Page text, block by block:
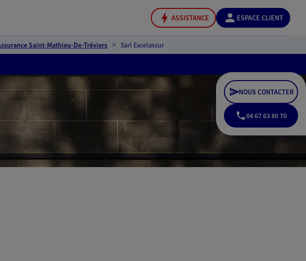
ASSISTANCE ESPACE CLIENT
Saint-Mathieu-De-Tréviers Sarl Excelassur
NOUS CONTACTER
04 67 63 80 70